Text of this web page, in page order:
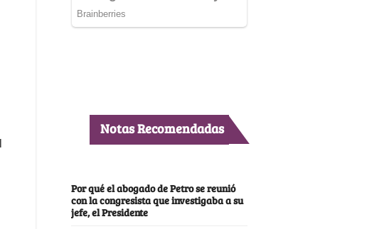
Notas Recomendadas
Por qué el abogado de Petro se reunió
con la congresista que investigaba a su
jefe, el Presidente